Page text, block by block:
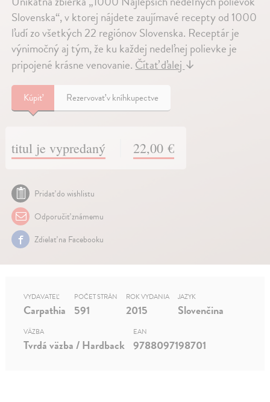
Slovenska“, v ktorej nájdete zaujímavé recepty od 1000
ľudí zo všetkých 22 regiónov Slovenska. Receptár je
výnimočný aj tým, že ku každej nedeľnej polievke je
pripojené krásne venovanie. Čítať ďalej ↓
Kúpiť Rezervovať v kníhkupectve
titul je vypredaný 22,00 €
Pridať do wishlistu
Odporučiť známemu
Zdielať na Facebooku
VYDAVATEĽ
Carpathia
POČET STRÁN
591
ROK VYDANIA
2015
JAZYK
Slovenčina
VÄZBA
Tvrdá väzba / Hardback
EAN
9788097198701